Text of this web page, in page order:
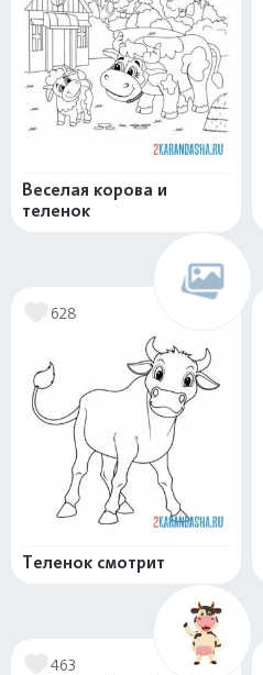
Веселая корова и
теленок
628
Теленок смотрит
463